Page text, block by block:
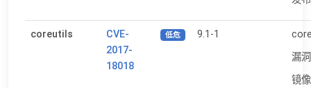
coreutils
CVE-
2017-
18018
低危 9.1-1
漏
镜